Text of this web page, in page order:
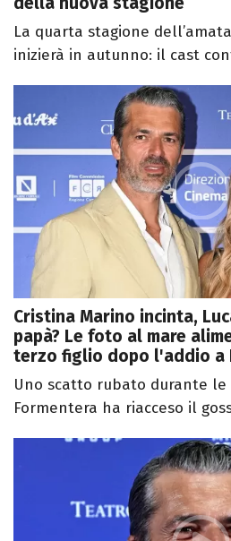
La quarta stagione
inizierà in autunno: il cast
Cristina Marino incinta,
papà? Le foto al mare
terzo figlio dopo l'addio a
Uno scatto rubato durante le
Formentera ha riacceso il